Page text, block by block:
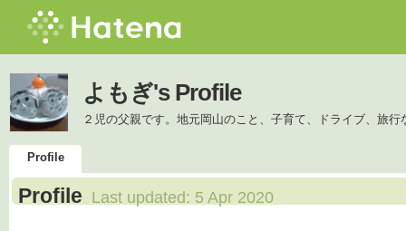
よもぎ's Profile
２児の父親です。地元岡山のこと、子育て、ドライブ、旅
Profile
Profile Last updated: 5 Apr 2020